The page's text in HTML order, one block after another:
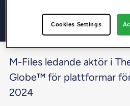
M-Files ledande aktör i
Globe™ för plattformar
2024
Cookies Settings